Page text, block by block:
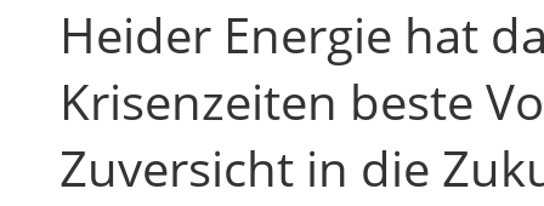
Heider Energie hat
Krisenzeiten beste
Zuversicht in die